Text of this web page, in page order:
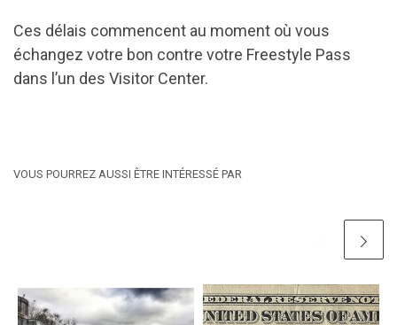
Ces délais commencent au moment où vous
échangez votre bon contre votre Freestyle Pass
dans l’un des Visitor Center.
VOUS POURREZ AUSSI ÊTRE INTÉRESSÉ PAR